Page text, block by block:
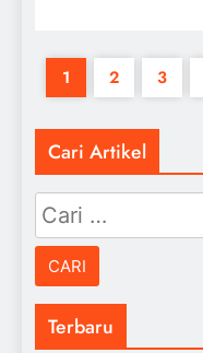
1 2 3
Cari Artikel
Cari
untuk:
Terbaru